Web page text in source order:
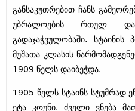
განსაკუთრებით ჩანს
უბრალოების რთულ და
გადაჯაჭვულობაში.
მუშათა კლასის
1909 წელს დაიბეჭდა.
1905 წელს სტაინს სტუმრად
ეტა კოუნი. ძველი ვნება